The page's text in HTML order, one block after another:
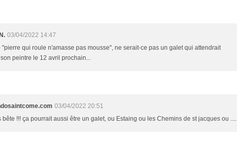
03/04/2022 14:47
"pierre qui roule n'amasse pas mousse", ne serait-ce pas un galet qui attendrait
peintre le 12 avril prochain...
03/04/2022 20:51
bête !!! ça pourrait aussi être un galet, ou Estaing ou les Chemins de st jacques ou ....